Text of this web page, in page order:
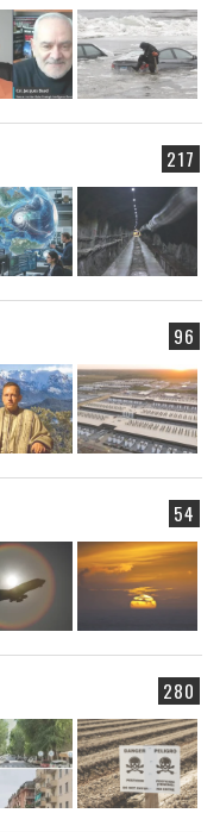
217
96
54
280